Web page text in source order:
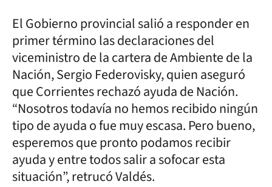
El Gobierno provincial salió a responder en
primer término las declaraciones del
viceministro de la cartera de Ambiente de la
Nación, Sergio Federovisky, quien aseguró
que Corrientes rechazó ayuda de Nación.
“Nosotros todavía no hemos recibido ningún
tipo de ayuda o fue muy escasa. Pero bueno,
esperemos que pronto podamos recibir
ayuda y entre todos salir a sofocar esta
situación”, retrucó Valdés.